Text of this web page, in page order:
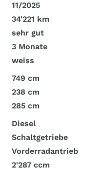
11/2025
34'221 km
sehr gut
3 Monate
weiss
749 cm
238 cm
285 cm
Diesel
Schaltgetriebe
Vorderradantrieb
2'287 ccm